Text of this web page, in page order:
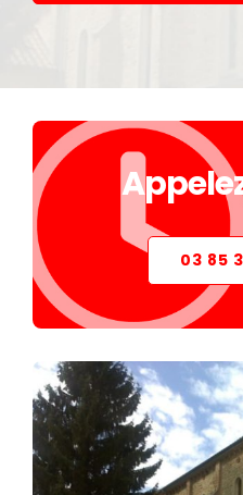
STORE
PIÈCES DÉTACHÉES
03 85